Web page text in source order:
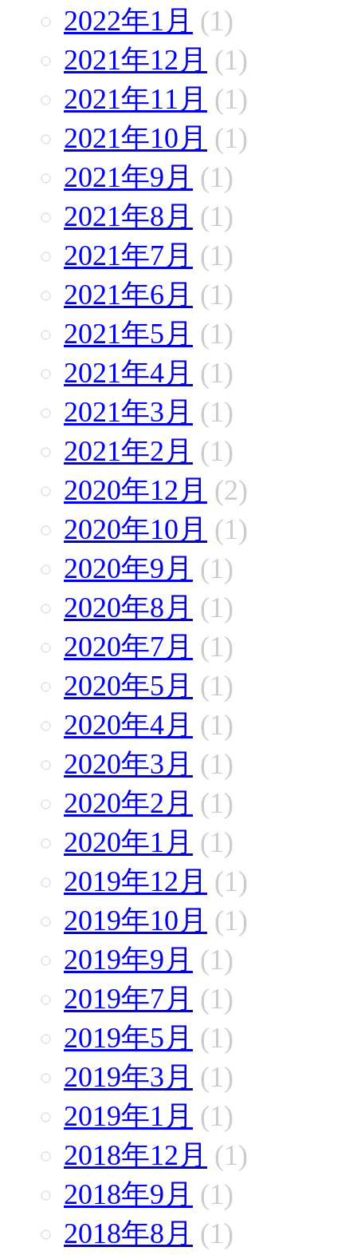
2022年1月 (1)
2021年12月 (1)
2021年11月 (1)
2021年10月 (1)
2021年9月 (1)
2021年8月 (1)
2021年7月 (1)
2021年6月 (1)
2021年5月 (1)
2021年4月 (1)
2021年3月 (1)
2021年2月 (1)
2020年12月 (2)
2020年10月 (1)
2020年9月 (1)
2020年8月 (1)
2020年7月 (1)
2020年5月 (1)
2020年4月 (1)
2020年3月 (1)
2020年2月 (1)
2020年1月 (1)
2019年12月 (1)
2019年10月 (1)
2019年9月 (1)
2019年7月 (1)
2019年5月 (1)
2019年3月 (1)
2019年1月 (1)
2018年12月 (1)
2018年9月 (1)
2018年8月 (1)